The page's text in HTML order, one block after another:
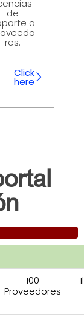
de
a
res.
Click
here
100
Proveedores